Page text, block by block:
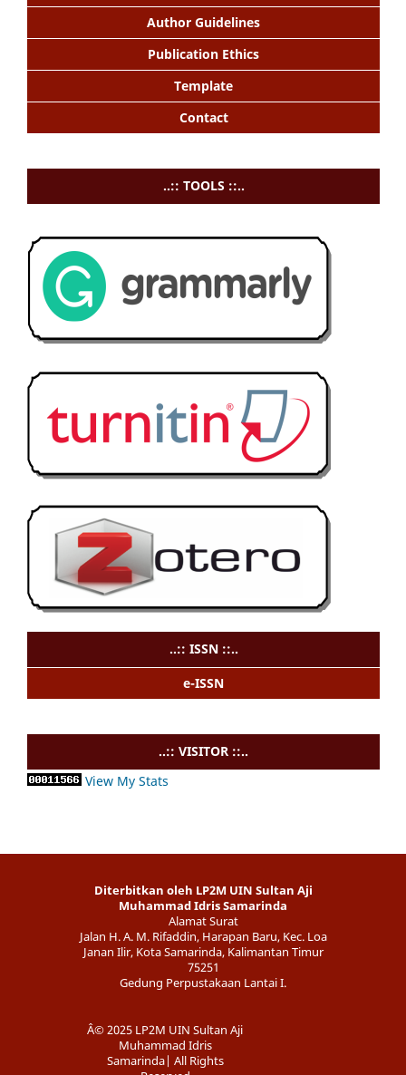
Author Guidelines
Publication Ethics
Template
Contact
..:: TOOLS ::..
..:: ISSN ::..
e-ISSN
..:: VISITOR ::..
View My Stats
Diterbitkan oleh LP2M UIN Sultan Aji
Muhammad Idris Samarinda
Alamat Surat
Jalan H. A. M. Rifaddin, Harapan Baru, Kec. Loa
Janan Ilir, Kota Samarinda, Kalimantan Timur
75251
Gedung Perpustakaan Lantai I.
Â© 2025 LP2M UIN Sultan Aji
Muhammad Idris
Samarinda| All Rights